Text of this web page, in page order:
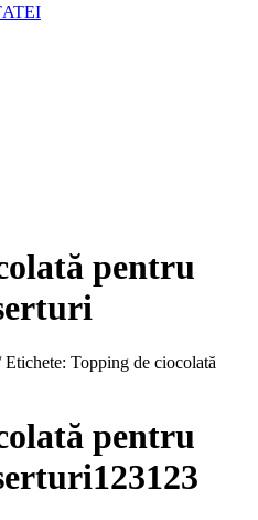
pentru
Etichete: Topping de ciocolată
pentru